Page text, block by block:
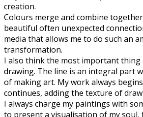
creation.
Colours merge and combine
beautiful often unexpected
media that allows me to do such an
transformation.
I also think the most important thing
drawing. The line is an integral part
of making art. My work always
continues, adding the texture of
I always charge my paintings with
to present a visualisation of my soul,